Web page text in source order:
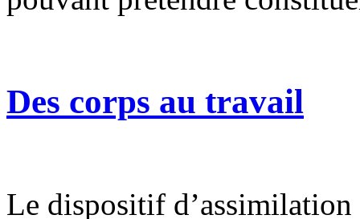
Des corps au travail
Le dispositif d’assimilation